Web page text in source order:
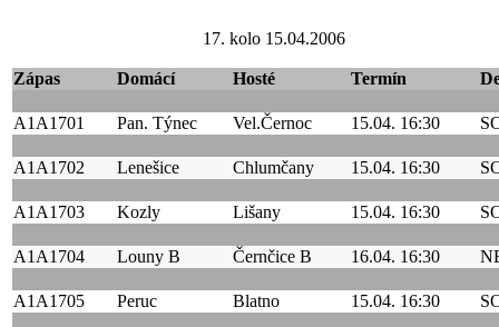
17. kolo 15.04.2006
Zápas Domácí Hosté Termín
A1A1701 Pan. Týnec Vel.Černoc 15.04. 16:30
A1A1702 Lenešice Chlumčany 15.04. 16:30
A1A1703 Kozly Lišany 15.04. 16:30
A1A1704 Louny B Černčice B 16.04. 16:30
A1A1705 Peruc Blatno 15.04. 16:30